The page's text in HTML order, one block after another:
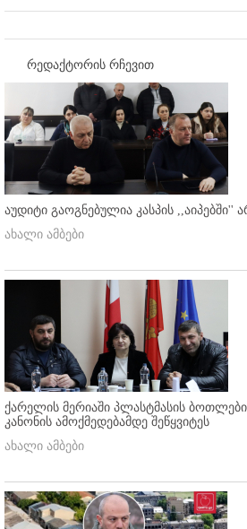
რედაქტორის რჩევით
აუდიტი გაოგნებულია კასპის
ახალი ამბები
ქარელის მერიაში პლასტმასის
კანონის ამოქმედებამდე შეწყვიტეს
ახალი ამბები